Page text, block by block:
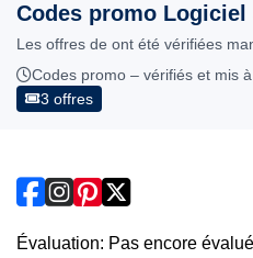
Codes promo Logiciel
Les offres de ont été vérifiées
Codes promo – vérifiés et mis
3 offres
Évaluation: Pas encore évalué